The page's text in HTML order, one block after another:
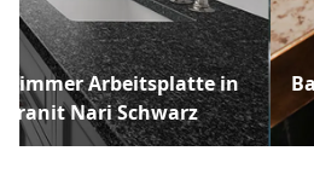
Arbeitsplatte in
Granit Nari Schwarz